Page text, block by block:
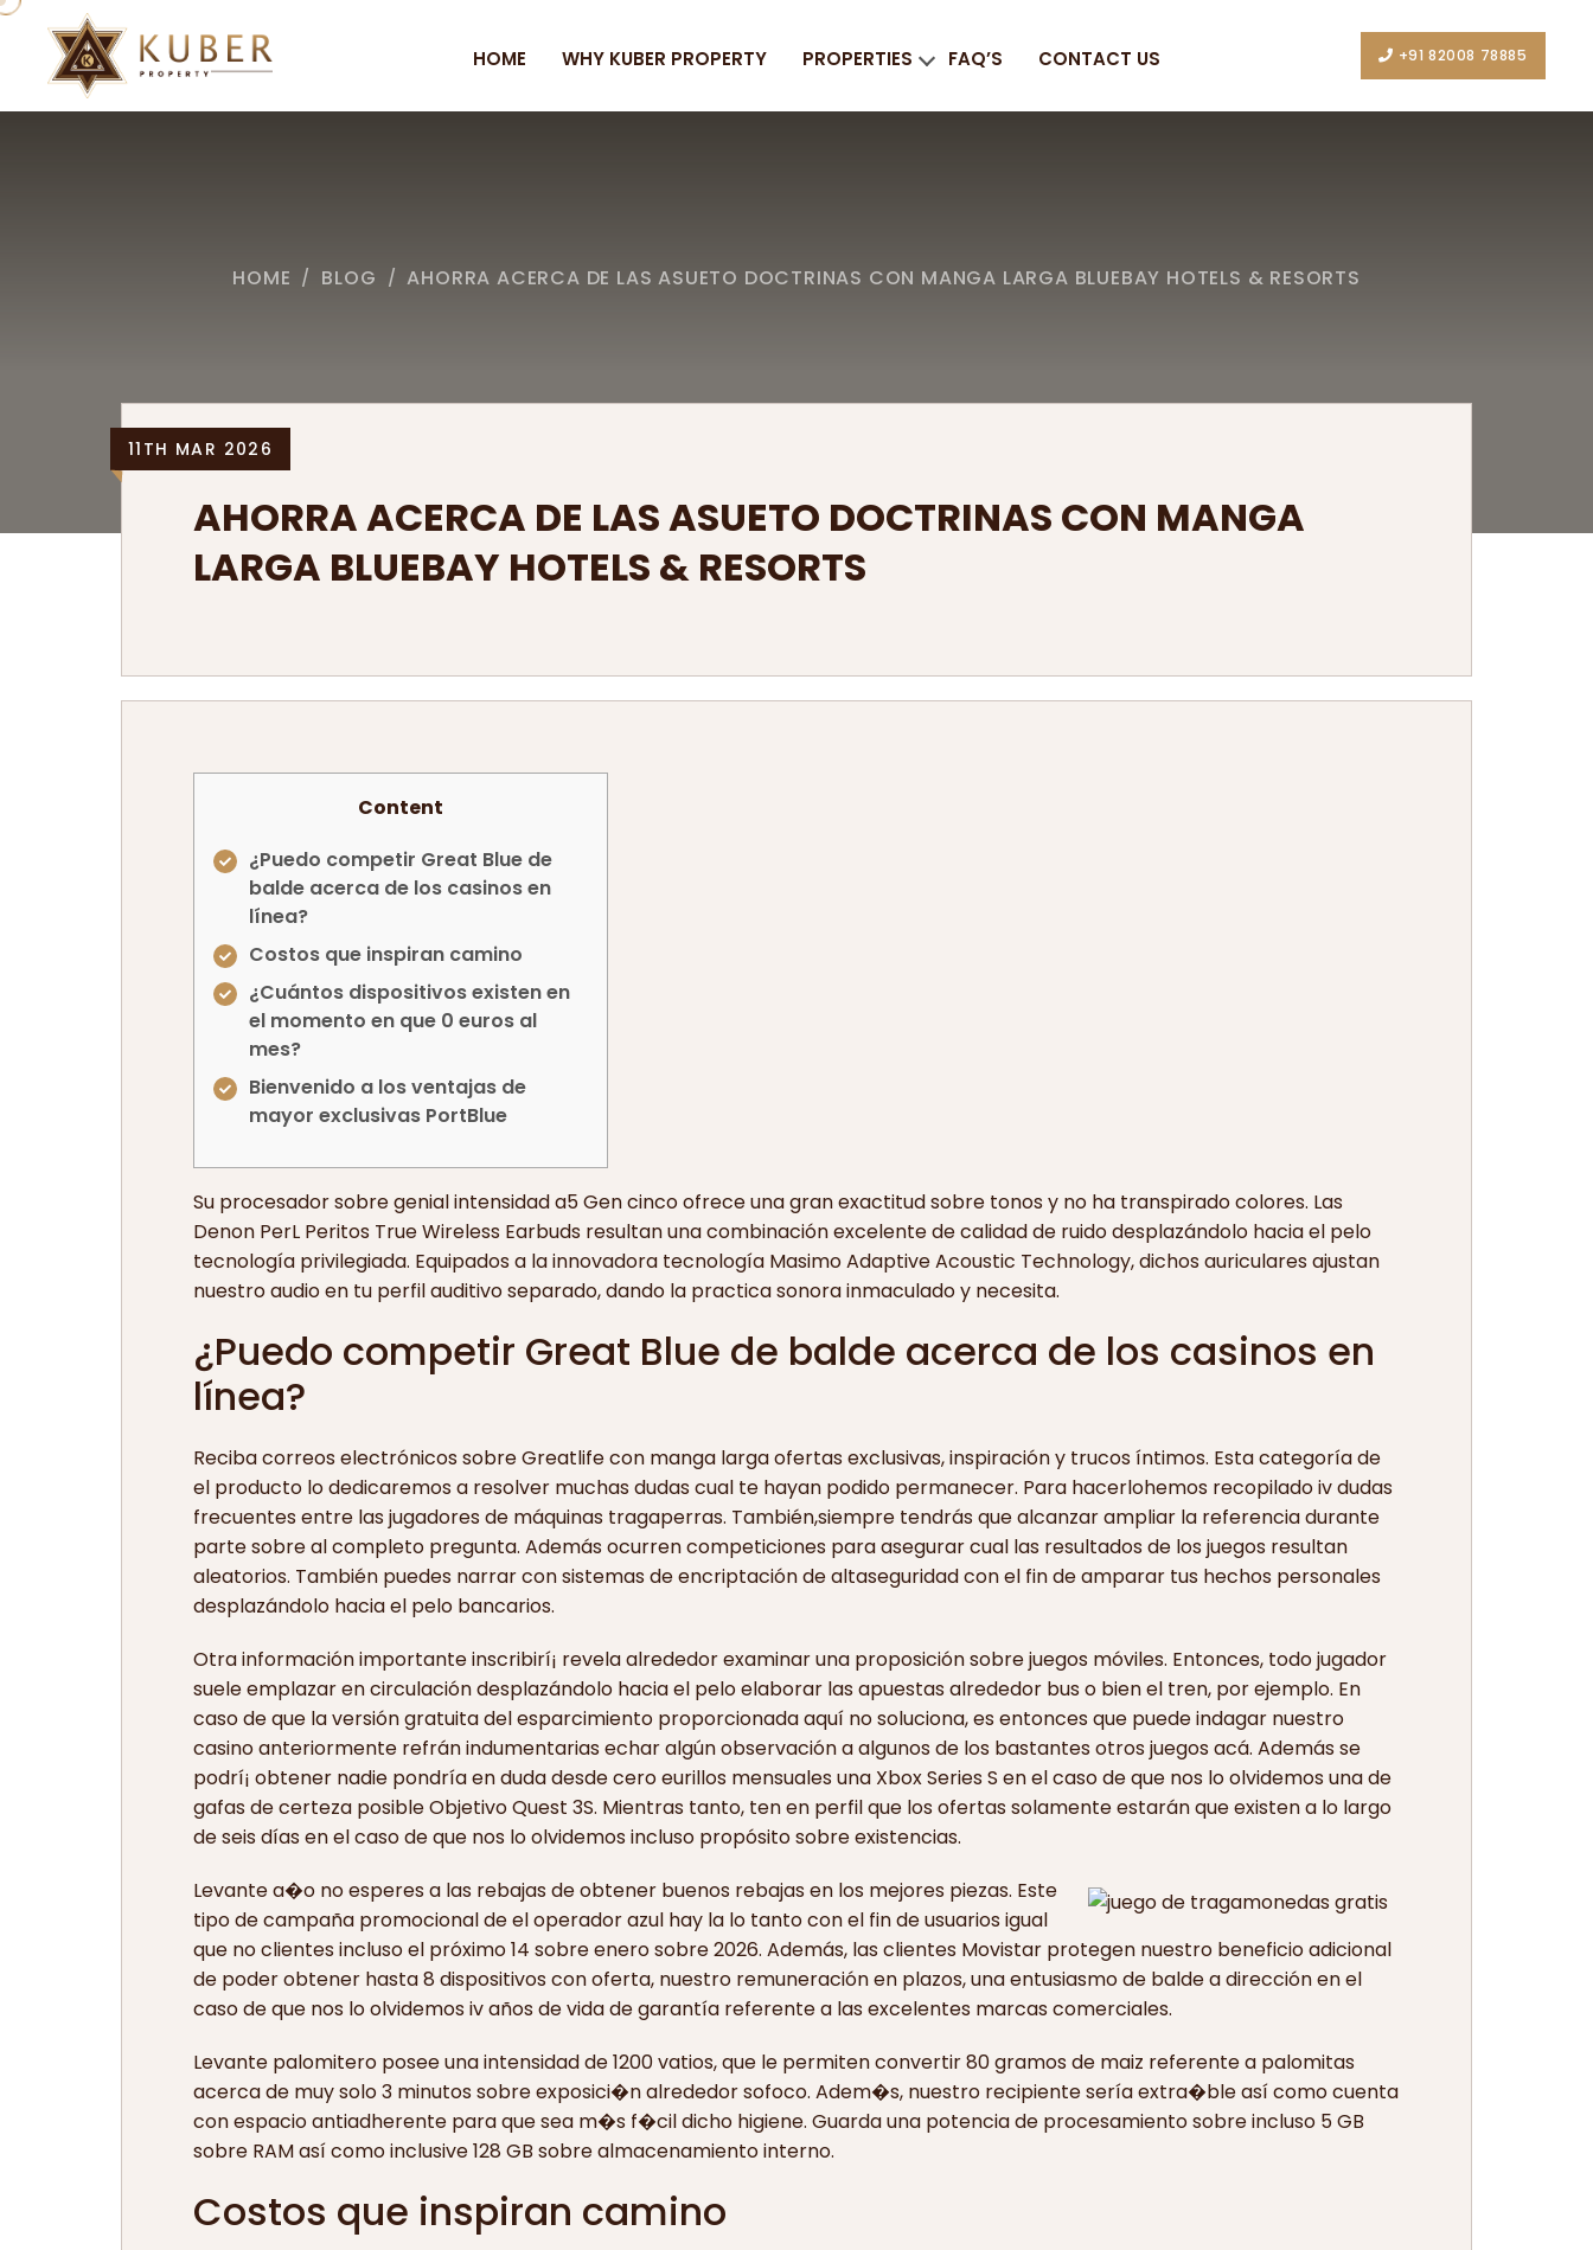
HOME WHY KUBER PROPERTY PROPERTIES FAQ’S CONTACT US +91 82008 78885
HOME / BLOG / AHORRA ACERCA DE LAS ASUETO DOCTRINAS CON MANGA LARGA BLUEBAY HOTELS & RESORTS
11TH MAR 2026
AHORRA ACERCA DE LAS ASUETO DOCTRINAS CON MANGA
LARGA BLUEBAY HOTELS & RESORTS
Content
¿Puedo competir Great Blue de
balde acerca de los casinos en
línea?
Costos que inspiran camino
¿Cuántos dispositivos existen en
el momento en que 0 euros al
mes?
Bienvenido a los ventajas de
mayor exclusivas PortBlue
Su procesador sobre genial intensidad a5 Gen cinco ofrece una gran exactitud sobre tonos y no ha transpirado colores. Las
Denon PerL Peritos True Wireless Earbuds resultan una combinación excelente de calidad de ruido desplazándolo hacia el pelo
tecnología privilegiada. Equipados a la innovadora tecnología Masimo Adaptive Acoustic Technology, dichos auriculares ajustan
nuestro audio en tu perfil auditivo separado, dando la practica sonora inmaculado y necesita.
¿Puedo competir Great Blue de balde acerca de los casinos en
línea?
Reciba correos electrónicos sobre Greatlife con manga larga ofertas exclusivas, inspiración y trucos íntimos. Esta categoría de
el producto lo dedicaremos a resolver muchas dudas cual te hayan podido permanecer. Para hacerlohemos recopilado iv dudas
frecuentes entre las jugadores de máquinas tragaperras. También,siempre tendrás que alcanzar ampliar la referencia durante
parte sobre al completo pregunta. Además ocurren competiciones para asegurar cual las resultados de los juegos resultan
aleatorios. También puedes narrar con sistemas de encriptación de altaseguridad con el fin de amparar tus hechos personales
desplazándolo hacia el pelo bancarios.
Otra información importante inscribirí¡ revela alrededor examinar una proposición sobre juegos móviles. Entonces, todo jugador
suele emplazar en circulación desplazándolo hacia el pelo elaborar las apuestas alrededor bus o bien el tren, por ejemplo. En
caso de que la versión gratuita del esparcimiento proporcionada aquí no soluciona, es entonces que puede indagar nuestro
casino anteriormente refrán indumentarias echar algún observación a algunos de los bastantes otros juegos acá. Además se
podrí¡ obtener nadie pondrí­a en duda desde cero eurillos mensuales una Xbox Series S en el caso de que nos lo olvidemos una de
gafas de certeza posible Objetivo Quest 3S. Mientras tanto, ten en perfil que los ofertas solamente estarán que existen a lo largo
de seis días en el caso de que nos lo olvidemos incluso propósito sobre existencias.
Levante a�o no esperes a las rebajas de obtener buenos rebajas en los mejores piezas. Este
tipo de campaña promocional de el operador azul hay la lo tanto con el fin de usuarios igual
que no clientes incluso el próximo 14 sobre enero sobre 2026. Además, las clientes Movistar protegen nuestro beneficio adicional
de poder obtener hasta 8 dispositivos con oferta, nuestro remuneración en plazos, una entusiasmo de balde a dirección en el
caso de que nos lo olvidemos iv años de vida de garantía referente a las excelentes marcas comerciales.
Levante palomitero posee una intensidad de 1200 vatios, que le permiten convertir 80 gramos de maiz referente a palomitas
acerca de muy solo 3 minutos sobre exposici�n alrededor sofoco. Adem�s, nuestro recipiente serí­a extra�ble así­ como cuenta
con espacio antiadherente para que sea m�s f�cil dicho higiene. Guarda una potencia de procesamiento sobre incluso 5 GB
sobre RAM así­ como inclusive 128 GB sobre almacenamiento interno.
Costos que inspiran camino